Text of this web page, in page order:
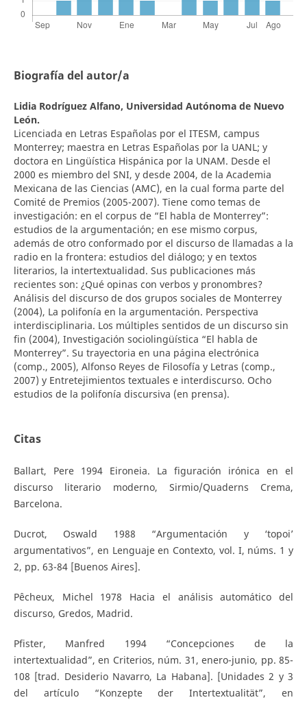
Biografía del autor/a
Lidia Rodríguez Alfano, Universidad Autónoma de Nuevo
León.
Licenciada en Letras Españolas por el ITESM, campus
Monterrey; maestra en Letras Españolas por la UANL; y
doctora en Lingüística Hispánica por la UNAM. Desde el
2000 es miembro del SNI, y desde 2004, de la Academia
Mexicana de las Ciencias (AMC), en la cual forma parte del
Comité de Premios (2005-2007). Tiene como temas de
investigación: en el corpus de “El habla de Monterrey”:
estudios de la argumentación; en ese mismo corpus,
además de otro conformado por el discurso de llamadas a la
radio en la frontera: estudios del diálogo; y en textos
literarios, la intertextualidad. Sus publicaciones más
recientes son: ¿Qué opinas con verbos y pronombres?
Análisis del discurso de dos grupos sociales de Monterrey
(2004), La polifonía en la argumentación. Perspectiva
interdisciplinaria. Los múltiples sentidos de un discurso sin
fin (2004), Investigación sociolingüística “El habla de
Monterrey”. Su trayectoria en una página electrónica
(comp., 2005), Alfonso Reyes de Filosofía y Letras (comp.,
2007) y Entretejimientos textuales e interdiscurso. Ocho
estudios de la polifonía discursiva (en prensa).
Citas
Ballart, Pere 1994 Eironeia. La figuración irónica en el
discurso literario moderno, Sirmio/Quaderns Crema,
Barcelona.
Ducrot, Oswald 1988 “Argumentación y ‘topoi’
argumentativos”, en Lenguaje en Contexto, vol. I, núms. 1 y
2, pp. 63-84 [Buenos Aires].
Pêcheux, Michel 1978 Hacia el análisis automático del
discurso, Gredos, Madrid.
Pfister, Manfred 1994 “Concepciones de la
intertextualidad”, en Criterios, núm. 31, enero-junio, pp. 85-
108 [trad. Desiderio Navarro, La Habana]. [Unidades 2 y 3
del artículo “Konzepte der Intertextualität”, en